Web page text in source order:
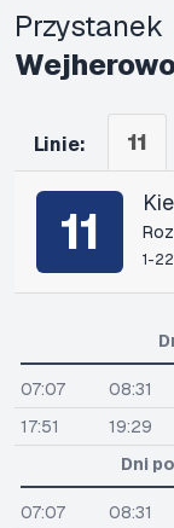
Przystanek
Linie: 11
11 1-
07:07 08:31
17:51
19:29
Dni
07:07 08:31